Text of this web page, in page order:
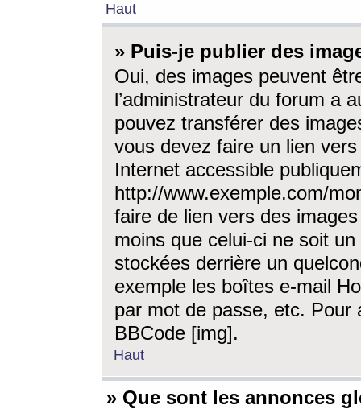
Haut
» Puis-je publier des
Oui, des images peuvent
l’administrateur du forum a
pouvez transférer des
vous devez faire un lien
Internet accessible
http://www.exemple.com/
faire de lien vers des
moins que celui-ci ne soit
stockées derrière un
exemple les boîtes e-mail
par mot de passe, etc. Pour
BBCode [img].
Haut
» Que sont les annonces